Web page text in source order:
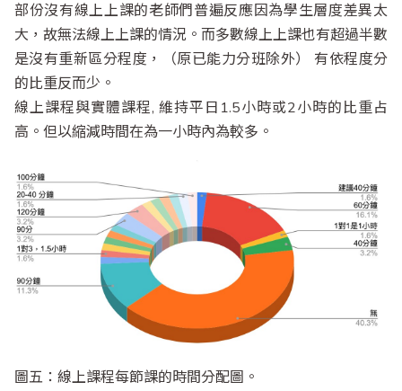
部份沒有線上上課的老師們普遍反應因為學生層度差異太
大，故無法線上上課的情況。而多數線上上課也有超過半數
是沒有重新區分程度，（原已能力分班除外） 有依程度分
的比重反而少。
線上課程與實體課程, 維持平日1.5小時或2小時的比重占
高。但以縮減時間在為一小時內為較多。
圖五：線上課程每節課的時間分配圖。